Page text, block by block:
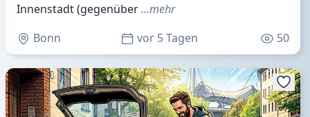
Innenstadt (gegenüber…mehr
Bonn
vor 5 Tagen 50